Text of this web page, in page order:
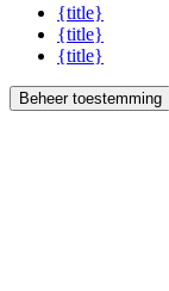
{title}
{title}
{title}
Beheer toestemming